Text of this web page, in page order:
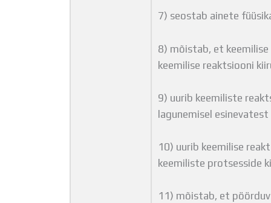
7) seostab ainete
8) mõistab, et
keemilise reaktsiooni
9) uurib keemiliste
lagunemisel
10) uurib keemilise
keemiliste protsesside
11) mõistab, et